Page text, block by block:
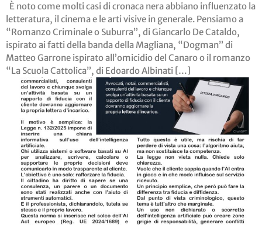
È noto come molti casi di cronaca nera abbiano influenzato la
letteratura, il cinema e le arti visive in generale. Pensiamo a
“Romanzo Criminale o Suburra”, di Giancarlo De Cataldo,
ispirato ai fatti della banda della Magliana, “Dogman” di
Matteo Garrone ispirato all’omicidio del Canaro o il romanzo
“La Scuola Cattolica”, di Edoardo Albinati […]